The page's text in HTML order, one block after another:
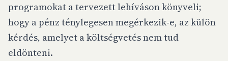
programokat a tervezett lehíváson könyveli;
hogy a pénz ténylegesen megérkezik-e, az külön
kérdés, amelyet a költségvetés nem tud
eldönteni.